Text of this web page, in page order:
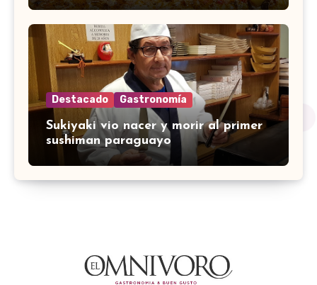
Destacado Gastronomía
Sukiyaki vio nacer y morir al primer
sushiman paraguayo